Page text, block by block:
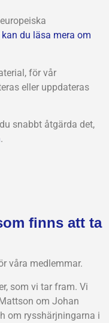
kan du läsa mera om
för vår
eller uppdateras
snabbt åtgärda det,
.
finns att ta
våra medlemmar.
som vi tar fram. Vi
om Johan
om rysshärjningarna i